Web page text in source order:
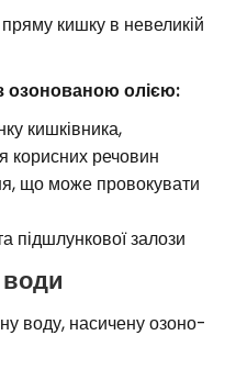
кишку в невеликій
озонованою олією:
кишківника,
корисних речовин
що може провокувати
підшлункової залози
воду, насичену озоно-